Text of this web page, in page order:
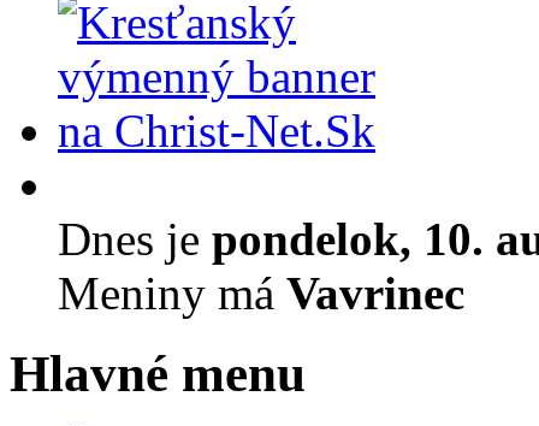
Dnes je pondelok, 10.
Meniny má Vavrinec
Hlavné menu